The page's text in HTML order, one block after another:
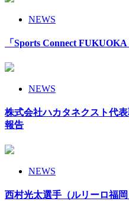
NEWS
「Sports Connect
NEWS
株式会社ハカタネクスト代
報告
NEWS
西村光太選手（ルリーロ福